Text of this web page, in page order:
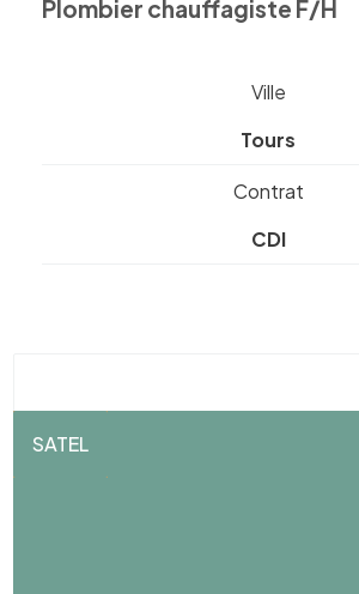
Plombier chauffagiste F/H
Ville
Tours
Contrat
CDI
SATEL